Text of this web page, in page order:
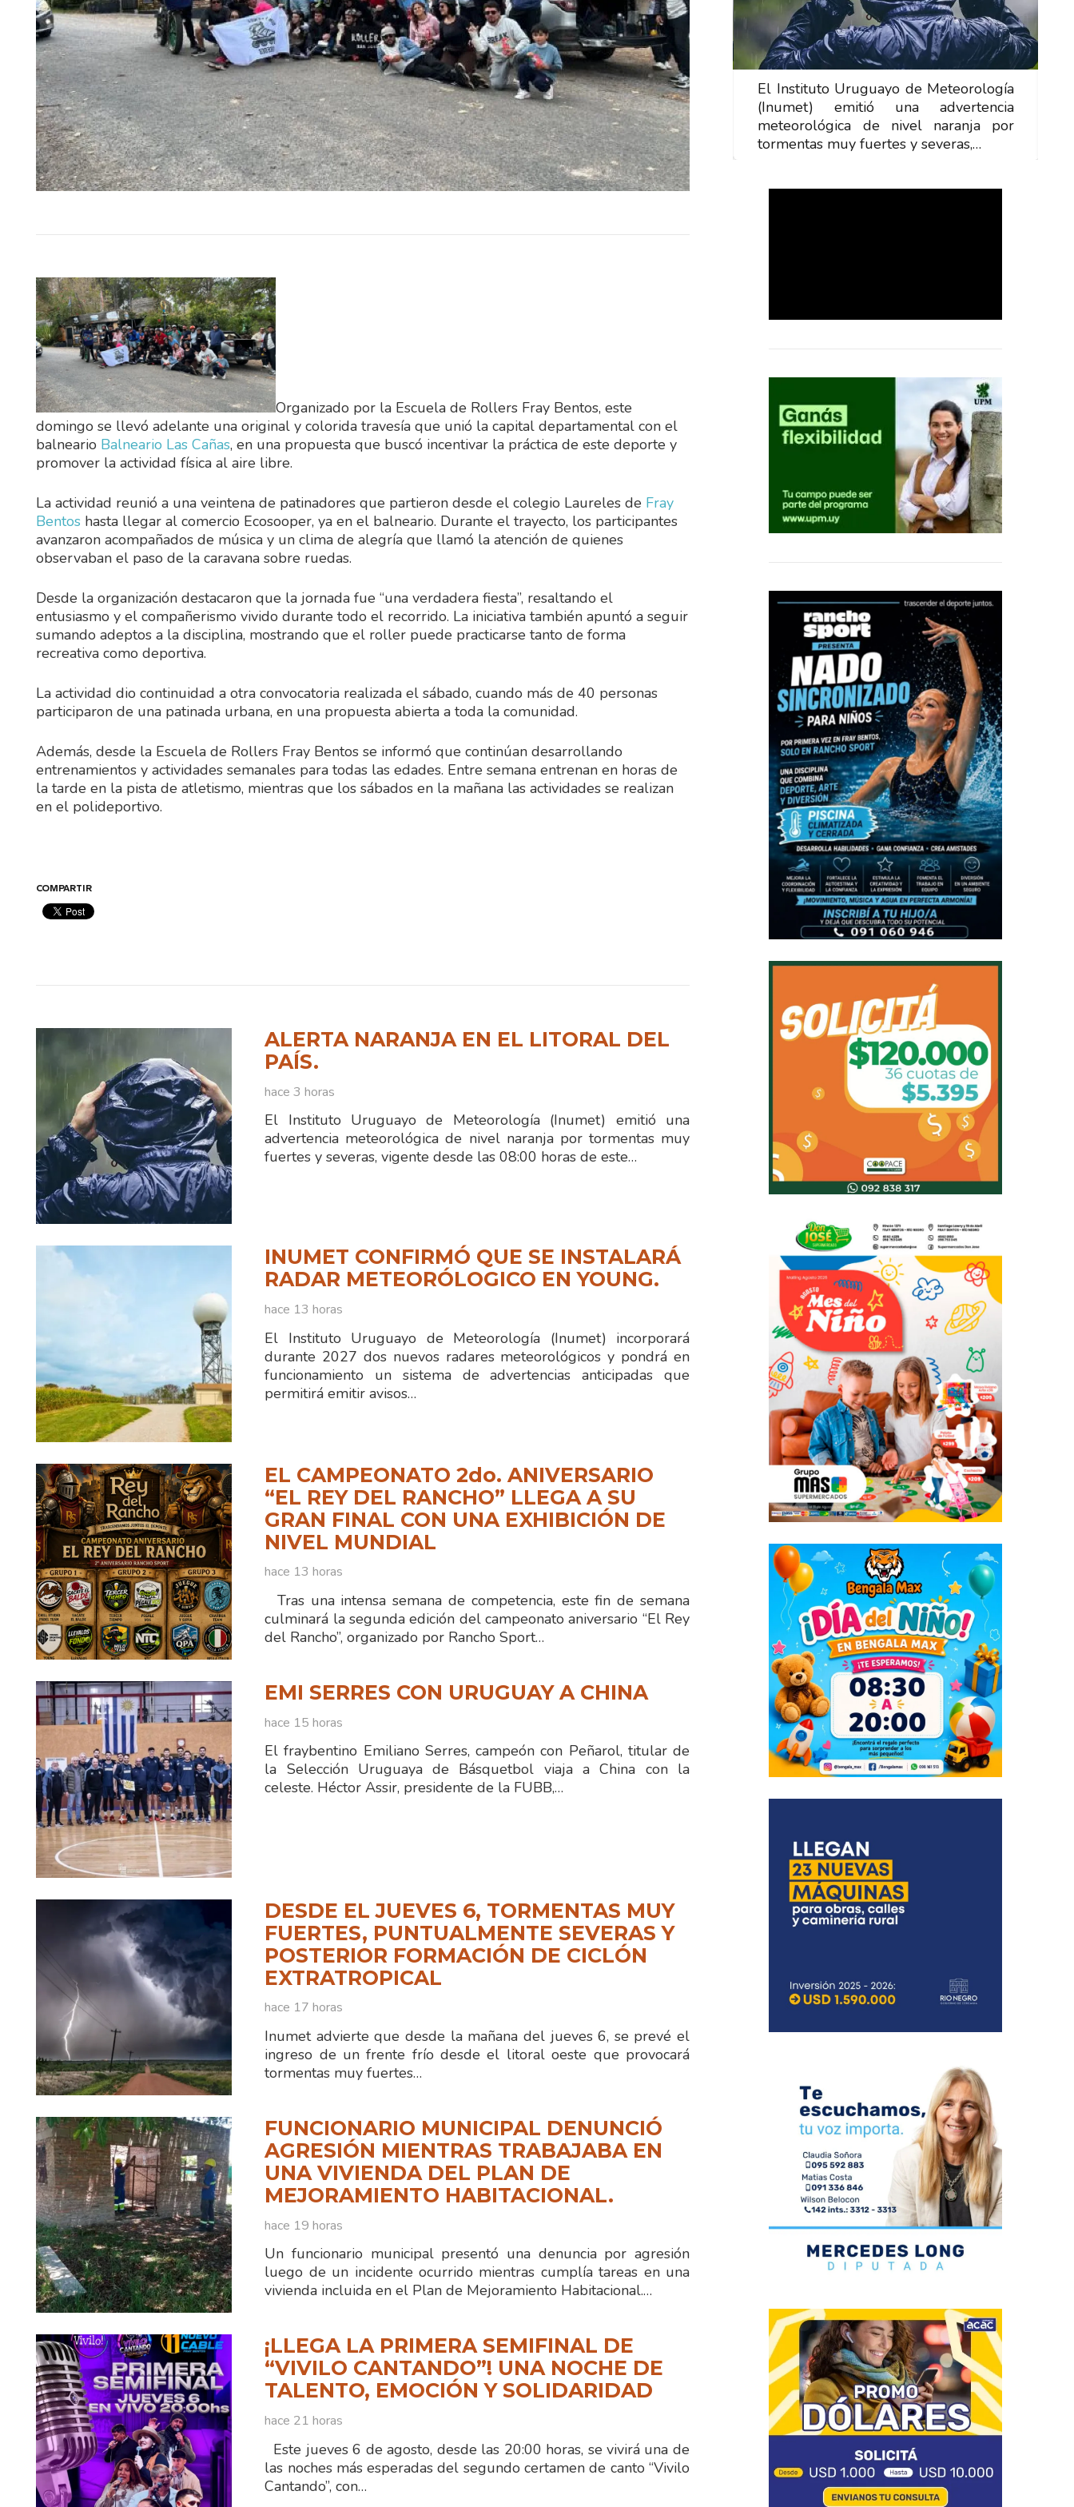
Organizado por la Escuela de Rollers Fray Bentos, este
domingo se llevó adelante una original y colorida travesía que unió la capital departamental con el
balneario Balneario Las Cañas, en una propuesta que buscó incentivar la práctica de este deporte y
promover la actividad física al aire libre.
La actividad reunió a una veintena de patinadores que partieron desde el colegio Laureles de Fray
Bentos hasta llegar al comercio Ecosooper, ya en el balneario. Durante el trayecto, los participantes
avanzaron acompañados de música y un clima de alegría que llamó la atención de quienes
observaban el paso de la caravana sobre ruedas.
Desde la organización destacaron que la jornada fue “una verdadera fiesta”, resaltando el
entusiasmo y el compañerismo vivido durante todo el recorrido. La iniciativa también apuntó a seguir
sumando adeptos a la disciplina, mostrando que el roller puede practicarse tanto de forma
recreativa como deportiva.
La actividad dio continuidad a otra convocatoria realizada el sábado, cuando más de 40 personas
participaron de una patinada urbana, en una propuesta abierta a toda la comunidad.
Además, desde la Escuela de Rollers Fray Bentos se informó que continúan desarrollando
entrenamientos y actividades semanales para todas las edades. Entre semana entrenan en horas de
la tarde en la pista de atletismo, mientras que los sábados en la mañana las actividades se realizan
en el polideportivo.
COMPARTIR
ALERTA NARANJA EN EL LITORAL DEL
PAÍS.
hace 3 horas
El Instituto Uruguayo de Meteorología (Inumet) emitió una
advertencia meteorológica de nivel naranja por tormentas muy
fuertes y severas, vigente desde las 08:00 horas de este…
INUMET CONFIRMÓ QUE SE INSTALARÁ
RADAR METEORÓLOGICO EN YOUNG.
hace 13 horas
El Instituto Uruguayo de Meteorología (Inumet) incorporará
durante 2027 dos nuevos radares meteorológicos y pondrá en
funcionamiento un sistema de advertencias anticipadas que
permitirá emitir avisos…
EL CAMPEONATO 2do. ANIVERSARIO
“EL REY DEL RANCHO” LLEGA A SU
GRAN FINAL CON UNA EXHIBICIÓN DE
NIVEL MUNDIAL
hace 13 horas
Tras una intensa semana de competencia, este fin de semana
culminará la segunda edición del campeonato aniversario “El Rey
del Rancho”, organizado por Rancho Sport…
EMI SERRES CON URUGUAY A CHINA
hace 15 horas
El fraybentino Emiliano Serres, campeón con Peñarol, titular de
la Selección Uruguaya de Básquetbol viaja a China con la
celeste. Héctor Assir, presidente de la FUBB,…
DESDE EL JUEVES 6, TORMENTAS MUY
FUERTES, PUNTUALMENTE SEVERAS Y
POSTERIOR FORMACIÓN DE CICLÓN
EXTRATROPICAL
hace 17 horas
Inumet advierte que desde la mañana del jueves 6, se prevé el
ingreso de un frente frío desde el litoral oeste que provocará
tormentas muy fuertes…
FUNCIONARIO MUNICIPAL DENUNCIÓ
AGRESIÓN MIENTRAS TRABAJABA EN
UNA VIVIENDA DEL PLAN DE
MEJORAMIENTO HABITACIONAL.
hace 19 horas
Un funcionario municipal presentó una denuncia por agresión
luego de un incidente ocurrido mientras cumplía tareas en una
vivienda incluida en el Plan de Mejoramiento Habitacional.…
¡LLEGA LA PRIMERA SEMIFINAL DE
“VIVILO CANTANDO”! UNA NOCHE DE
TALENTO, EMOCIÓN Y SOLIDARIDAD
hace 21 horas
Este jueves 6 de agosto, desde las 20:00 horas, se vivirá una de
las noches más esperadas del segundo certamen de canto “Vivilo
Cantando”, con…
El Instituto Uruguayo de Meteorología
(Inumet) emitió una advertencia
meteorológica de nivel naranja por
tormentas muy fuertes y severas,…
El Instituto Uruguayo de Meteorología
(Inumet) emitió una advertencia
meteorológica de nivel naranja por
tormentas muy fuertes y severas,…
El Instituto Uruguayo de Meteorología
(Inumet) emitió una advertencia
meteorológica de nivel naranja por
tormentas muy fuertes y severas,…